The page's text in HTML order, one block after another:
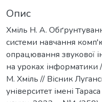
Опис
Хміль Н. А.
системи навчання
опрацювання звукової
на уроках інформатики
М. Хміль // Вісник
університет імені